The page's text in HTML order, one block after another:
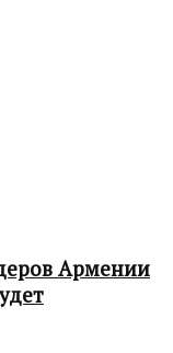
Армении